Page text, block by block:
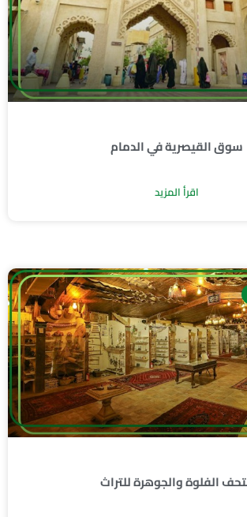
سوق القيصرية في الدمام
اقرأ المزيد
الفلوة والجوهرة للتراث